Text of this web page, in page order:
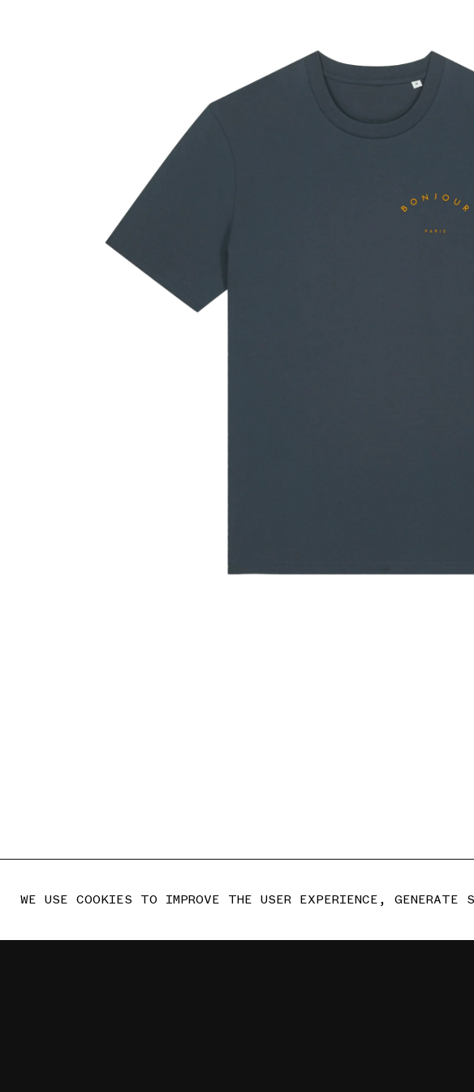
WE USE COOKIES TO IMPROVE THE USER EXPERIENCE,